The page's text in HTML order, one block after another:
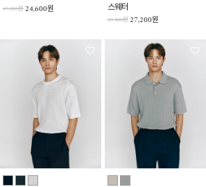
69,800원 24,600원 스웨터
69,800원 27,200원